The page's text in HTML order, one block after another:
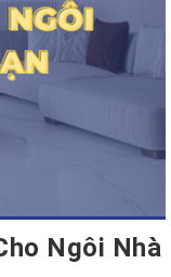
Ngôi Nhà